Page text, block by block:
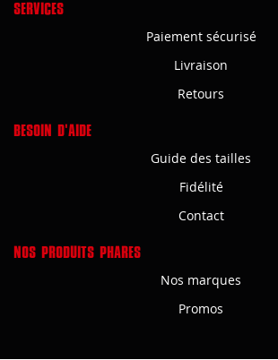
SERVICES
Paiement sécurisé
Livraison
Retours
BESOIN D'AIDE
Guide des tailles
Fidélité
Contact
NOS PRODUITS PHARES
Nos marques
Promos